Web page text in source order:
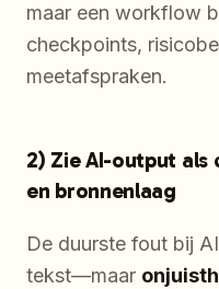
maar een workflow
checkpoints,
meetafspraken.
2) Zie AI-output
en bronnenlaag
De duurste fout bij
tekst—maar